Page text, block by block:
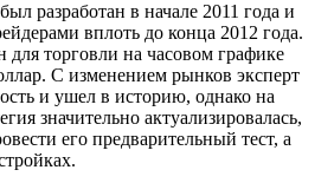
разработан в начале 2011 года и
вплоть до конца 2012 года.
для торговли на часовом графике
С изменением рынков эксперт
и ушел в историю, однако на
значительно актуализировалась,
его предварительный тест, а